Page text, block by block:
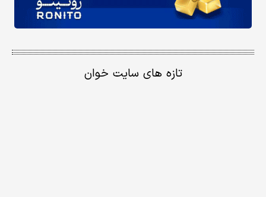
تازه های سایت خوان